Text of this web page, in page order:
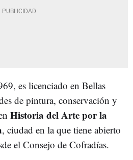
es licenciado en Bellas
de pintura, conservación y
Historia del Arte por la
, ciudad en la que tiene abierto
el Consejo de Cofradías.